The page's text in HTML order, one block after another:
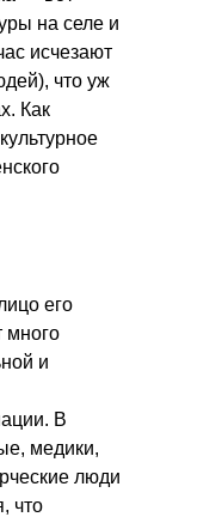
на селе и
исчезают
что уж
Как
его
много
и
В
медики,
люди
что